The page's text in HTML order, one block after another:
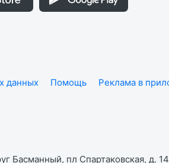
данных Помощь Реклама в
Басманный, пл Спартаковская, д.